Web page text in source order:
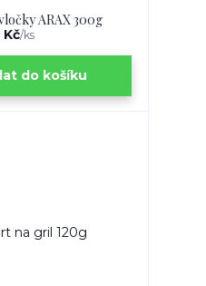
ARAX 300g
Kč/ks
do košíku